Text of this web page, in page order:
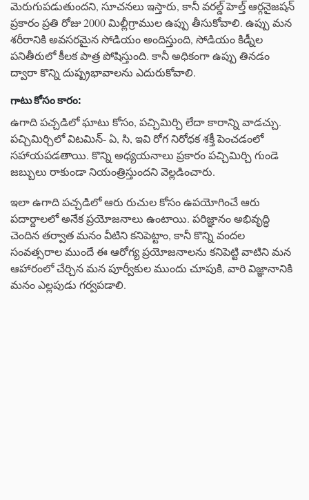
మెరుగుపడుతుందని, సూచనలు ఇస్తారు, కానీ వరల్డ్ హెల్త్ ఆర్గనైజషన్
ప్రకారం ప్రతి రోజు 2000 మిల్లీగ్రాముల ఉప్పు తీసుకోవాలి. ఉప్పు మన
శరీరానికి అవసరమైన సోడియం అందిస్తుంది, సోడియం కిడ్నీల
పనితీరులో కీలక పాత్ర పోషిస్తుంది. కానీ అధికంగా ఉప్పు తినడం
ద్వారా కొన్ని దుష్ప్రభావాలను ఎదురుకోవాలి.
గాటు కోసం కారం:
ఉగాది పచ్చడిలో ఘాటు కోసం, పచ్చిమిర్చి లేదా కారాన్ని వాడచ్చు.
పచ్చిమిర్చిలో విటమిన్- ఏ, సి, ఇవి రోగ నిరోధక శక్తీ పెంచడంలో
సహాయపడతాయి. కొన్ని అధ్యయనాలు ప్రకారం పచ్చిమిర్చి గుండె
జబ్బులు రాకుండా నియంత్రిస్తుందని వెల్లడించారు.
ఇలా ఉగాది పచ్చడిలో ఆరు రుచుల కోసం ఉపయోగించే ఆరు
పదార్దాలలో అనేక ప్రయోజనాలు ఉంటాయి. పరిజ్ఞానం అభివృద్ధి
చెందిన తర్వాత మనం వీటిని కనిపెట్టాం, కానీ కొన్ని వందల
సంవత్సరాల ముందే ఈ ఆరోగ్య ప్రయోజనాలను కనిపెట్టి వాటిని మన
ఆహారంలో చేర్చిన మన పూర్వీకుల ముందు చూపుకి, వారి విజ్ఞానానికి
మనం ఎల్లపుడు గర్వపడాలి.